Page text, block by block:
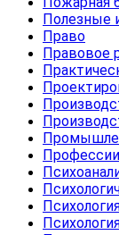
Полезные
Право
Правовое